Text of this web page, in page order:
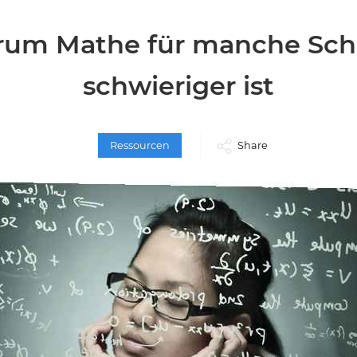
Mathe für manche
schwieriger ist
Ressourcen Share